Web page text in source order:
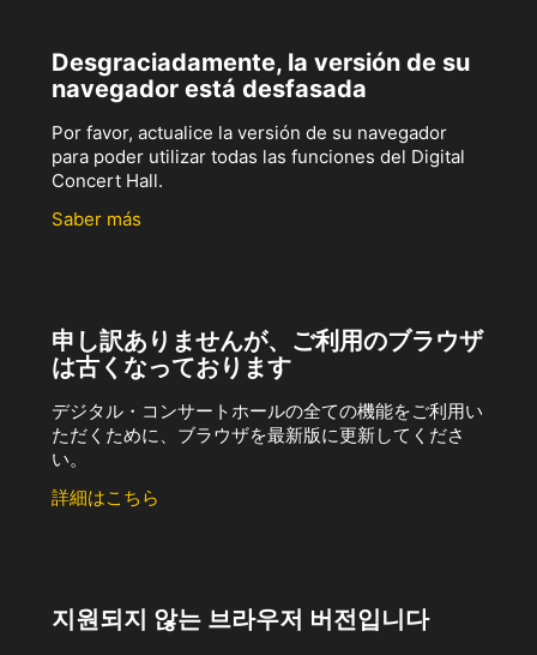
Desgraciadamente, la versión de su
navegador está desfasada
Por favor, actualice la versión de su navegador
para poder utilizar todas las funciones del Digital
Concert Hall.
Saber más
申し訳ありませんが、ご利用のブラウザ
は古くなっております
デジタル・コンサートホールの全ての機能をご利用い
ただくために、ブラウザを最新版に更新してくださ
い。
詳細はこちら
지원되지 않는 브라우저 버전입니다